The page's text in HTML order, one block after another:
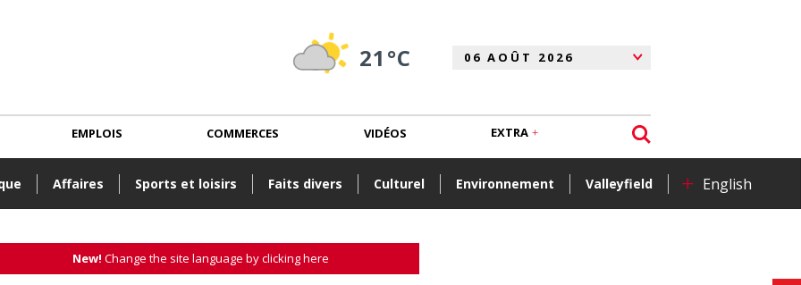
21°C
Affaires Sports et loisirs Faits divers Culturel Environnement Valleyfield + English
EMPLOIS COMMERCES VIDÉOS EXTRA
New! Change the site language by clicking here